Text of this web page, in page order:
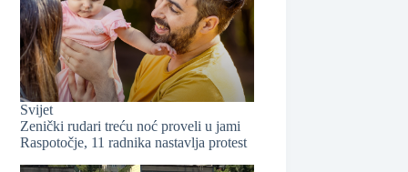
Svijet
Zenički rudari treću noć proveli u jami
Raspotočje, 11 radnika nastavlja protest
❆